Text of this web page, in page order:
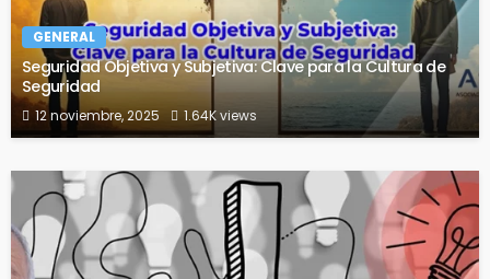
GENERAL
Seguridad Objetiva y Subjetiva: Clave para la Cultura de
Seguridad
12 noviembre, 2025 1.64K views